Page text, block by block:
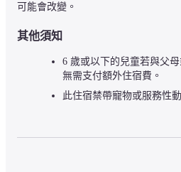
可能會改變。
其他須知
6 歲或以下的兒童若與父
無需支付額外住宿費。
此住宿禁帶寵物或服務性動